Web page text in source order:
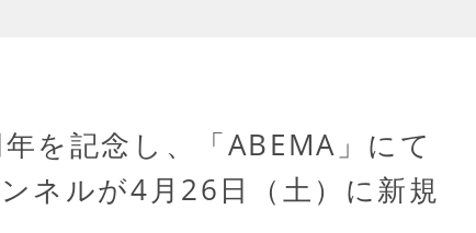
を記念し、「ABEMA」にて
ネルが4月26日（土）に新規